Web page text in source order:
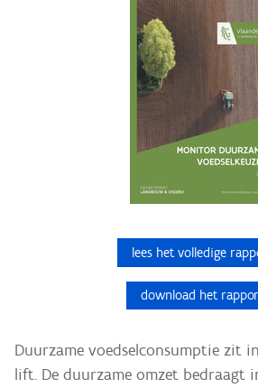
lees het volledige
download het
Duurzame voedselconsumptie zit
lift. De duurzame omzet bedraagt in